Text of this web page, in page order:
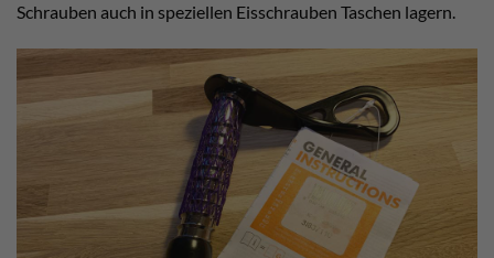
Schrauben auch in speziellen Eisschrauben Taschen lagern.